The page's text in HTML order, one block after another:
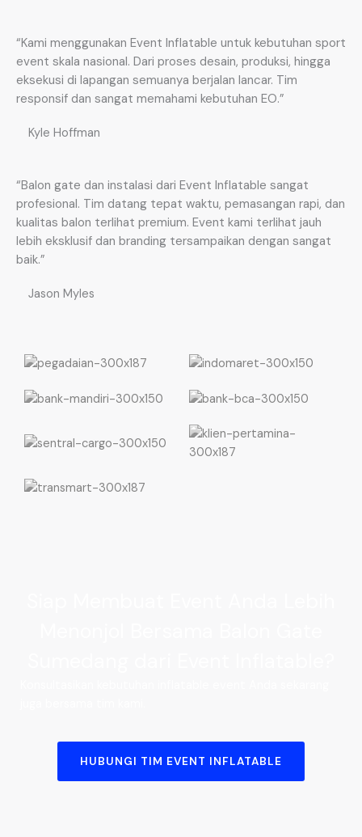
“Kami menggunakan Event Inflatable untuk kebutuhan sport
event skala nasional. Dari proses desain, produksi, hingga
eksekusi di lapangan semuanya berjalan lancar. Tim
responsif dan sangat memahami kebutuhan EO.”
Kyle Hoffman
“Balon gate dan instalasi dari Event Inflatable sangat
profesional. Tim datang tepat waktu, pemasangan rapi, dan
kualitas balon terlihat premium. Event kami terlihat jauh
lebih eksklusif dan branding tersampaikan dengan sangat
baik.”
Jason Myles
HUBUNGI TIM EVENT INFLATABLE